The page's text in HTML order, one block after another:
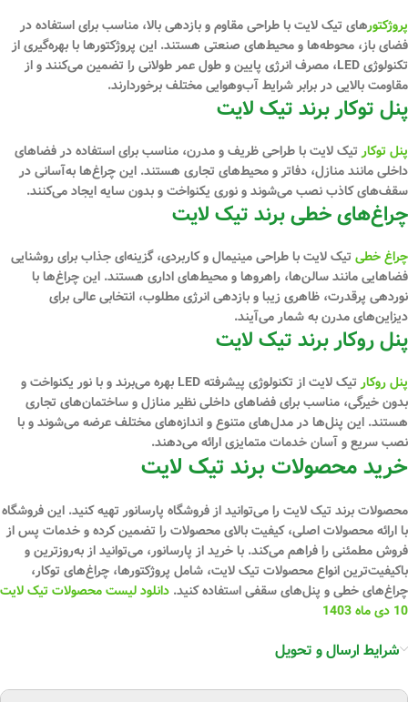
پروژکتورهای تیک لایت با طراحی مقاوم و بازدهی بالا، مناسب برای استفاده در
فضای باز، محوطه‌ها و محیط‌های صنعتی هستند. این پروژکتورها با بهره‌گیری از
تکنولوژی LED، مصرف انرژی پایین و طول عمر طولانی را تضمین می‌کنند و از
مقاومت بالایی در برابر شرایط آب‌و‌هوایی مختلف برخوردارند.
پنل توکار برند تیک لایت
پنل توکارتیک لایت با طراحی ظریف و مدرن، مناسب برای استفاده در فضاهای
داخلی مانند منازل، دفاتر و محیط‌های تجاری هستند. این چراغ‌ها به‌آسانی در
سقف‌های کاذب نصب می‌شوند و نوری یکنواخت و بدون سایه ایجاد می‌کنند.
چراغ‌های خطی برند تیک لایت
چراغ‌ خطی تیک لایت با طراحی مینیمال و کاربردی، گزینه‌ای جذاب برای روشنایی
فضاهایی مانند سالن‌ها، راهروها و محیط‌های اداری هستند. این چراغ‌ها با
نوردهی پرقدرت، ظاهری زیبا و بازدهی انرژی مطلوب، انتخابی عالی برای
دیزاین‌های مدرن به شمار می‌آیند.
پنل‌ روکار برند تیک لایت
پنل‌ روکار
تیک لایت از تکنولوژی پیشرفته LED بهره می‌برند و با نور یکنواخت و
بدون خیرگی، مناسب برای فضاهای داخلی نظیر منازل و ساختمان‌های تجاری
هستند. این پنل‌ها در مدل‌های متنوع و اندازه‌های مختلف عرضه می‌شوند و با
نصب سریع و آسان خدمات متمایزی ارائه می‌دهند.
خرید محصولات برند تیک لایت
محصولات برند تیک لایت را می‌توانید از فروشگاه پارسانور تهیه کنید. این فروشگاه
با ارائه محصولات اصلی، کیفیت بالای محصولات را تضمین کرده و خدمات پس از
فروش مطمئنی را فراهم می‌کند. با خرید از پارسانور، می‌توانید از به‌روزترین و
باکیفیت‌ترین انواع محصولات تیک لایت، شامل پروژکتورها، چراغ‌های توکار،
چراغ‌های خطی و پنل‌های سقفی استفاده کنید. دانلود لیست محصولات تیک لایت
10 دی ماه 1403
شرایط ارسال و تحویل